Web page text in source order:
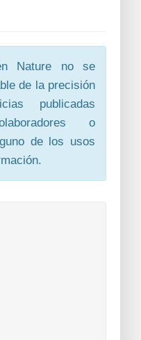
Nature no se
de la precisión
publicadas
o
de los usos